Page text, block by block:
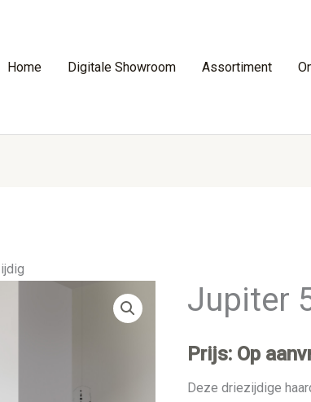
Home Digitale Showroom Assortiment
Jupiter
Prijs: Op
Deze driezijdige